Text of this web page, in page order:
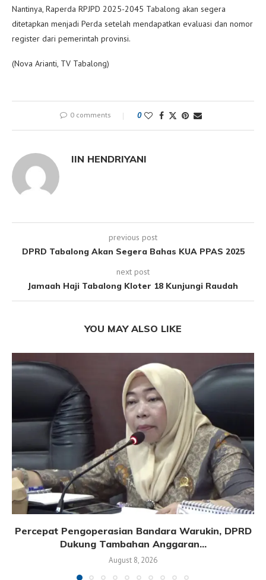
Nantinya, Raperda RPJPD 2025-2045 Tabalong akan segera
ditetapkan menjadi Perda setelah mendapatkan evaluasi dan nomor
register dari pemerintah provinsi.
(Nova Arianti, TV Tabalong)
0 comments 0
IIN HENDRIYANI
previous post
DPRD Tabalong Akan Segera Bahas KUA PPAS 2025
next post
Jamaah Haji Tabalong Kloter 18 Kunjungi Raudah
YOU MAY ALSO LIKE
Percepat Pengoperasian Bandara Warukin, DPRD
Dukung Tambahan Anggaran...
August 8, 2026